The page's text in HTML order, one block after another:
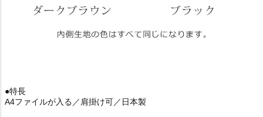
●特長
A4ファイルが入る／肩掛け可／日本製